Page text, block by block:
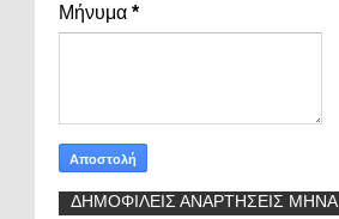
Μήνυμα *
ΔΗΜΟΦΙΛΕΙΣ ΑΝΑΡΤΗΣΕΙΣ ΜΗΝΑ